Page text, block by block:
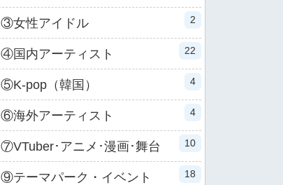
③女性アイドル 2
④国内アーティスト 22
⑤K-pop（韓国） 4
⑥海外アーティスト 4
⑦VTuber･アニメ･漫画･舞台 10
⑨テーマパーク・イベント 18